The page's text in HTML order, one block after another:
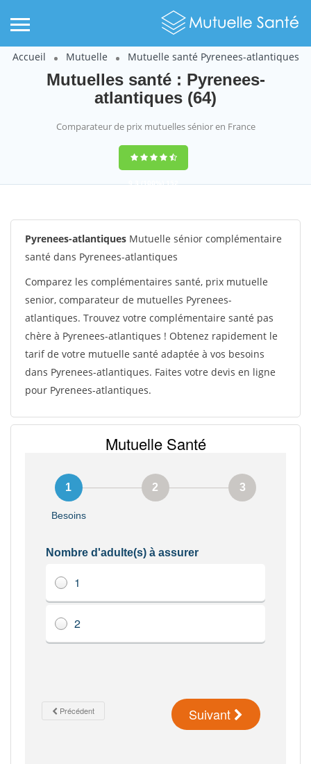
Accueil Mutuelle Mutuelle santé Pyrenees-atlantiques
Mutuelles santé : Pyrenees-
atlantiques (64)
Comparateur de prix mutuelles sénior en France
9,3(100%)152
Pyrenees-atlantiques Mutuelle sénior complémentaire
santé dans Pyrenees-atlantiques
Comparez les complémentaires santé, prix mutuelle
senior, comparateur de mutuelles Pyrenees-
atlantiques. Trouvez votre complémentaire santé pas
chère à Pyrenees-atlantiques ! Obtenez rapidement le
tarif de votre mutuelle santé adaptée à vos besoins
dans Pyrenees-atlantiques. Faites votre devis en ligne
pour Pyrenees-atlantiques.